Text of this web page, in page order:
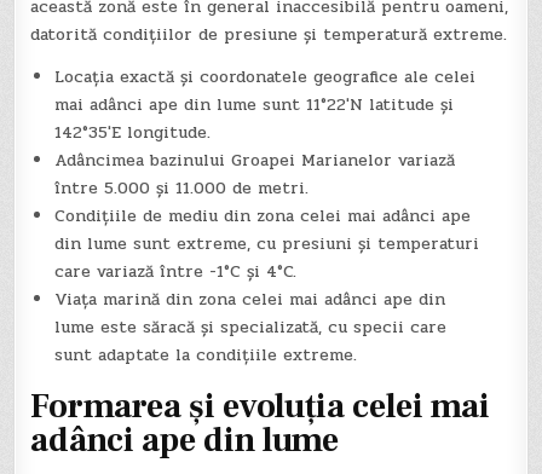
această zonă este în general inaccesibilă pentru oameni,
datorită condițiilor de presiune și temperatură extreme.
Locația exactă și coordonatele geografice ale celei
mai adânci ape din lume sunt 11°22′N latitude și
142°35′E longitude.
Adâncimea bazinului Groapei Marianelor variază
între 5.000 și 11.000 de metri.
Condițiile de mediu din zona celei mai adânci ape
din lume sunt extreme, cu presiuni și temperaturi
care variază între -1°C și 4°C.
Viața marină din zona celei mai adânci ape din
lume este săracă și specializată, cu specii care
sunt adaptate la condițiile extreme.
Formarea și evoluția celei mai
adânci ape din lume